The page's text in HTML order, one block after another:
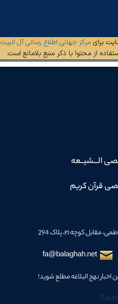
برای مرکز جهانی اطلاع رسانی آل البیت
از محتوا با ذکر منبع بلامانع است.
الـــشیــعه
قرآن کریم
کوچه ۲۱، پلاک 294
fa@balaghah.net
اخبار نهج البلاغه مطلع شوید!